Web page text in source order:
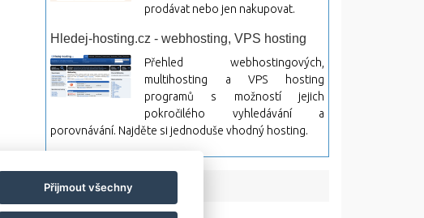
prodávat nebo jen nakupovat.
Hledej-hosting.cz - webhosting, VPS hosting
Přehled webhostingových,
multihosting a VPS hosting
programů s možností jejich
pokročilého vyhledávání a
porovnávání. Najděte si jednoduše vhodný hosting.
Přijmout všechny